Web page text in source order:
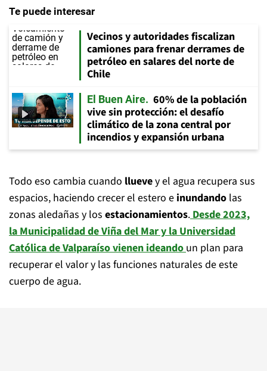
Te puede interesar
Vecinos y autoridades fiscalizan
camiones para frenar derrames de
petróleo en salares del norte de
Chile
El Buen Aire
60% de la población
vive sin protección: el desafío
climático de la zona central por
incendios y expansión urbana
Todo eso cambia cuando lluevey el agua recupera sus
espacios, haciendo crecer el estero e inundando las
zonas aledañas y los estacionamientos.Desde 2023,
la Municipalidad de Viña del Mar y la Universidad
Católica de Valparaíso vienen ideandoun plan para
recuperar el valor y las funciones naturales de este
cuerpo de agua.